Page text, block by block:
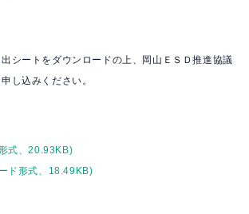
シートをダウンロードの上、岡山ＥＳＤ推進協議
し込みください。
式、20.93KB)
ド形式、18.49KB)